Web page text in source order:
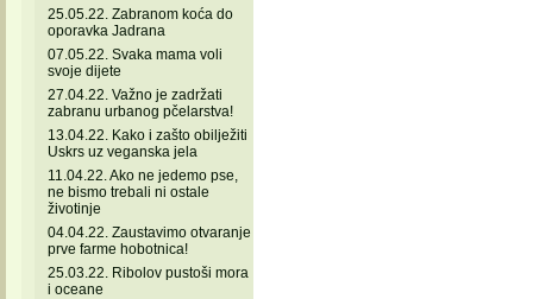
25.05.22. Zabranom koća do
oporavka Jadrana
07.05.22. Svaka mama voli
svoje dijete
27.04.22. Važno je zadržati
zabranu urbanog pčelarstva!
13.04.22. Kako i zašto obilježiti
Uskrs uz veganska jela
11.04.22. Ako ne jedemo pse,
ne bismo trebali ni ostale
životinje
04.04.22. Zaustavimo otvaranje
prve farme hobotnica!
25.03.22. Ribolov pustoši mora
i oceane